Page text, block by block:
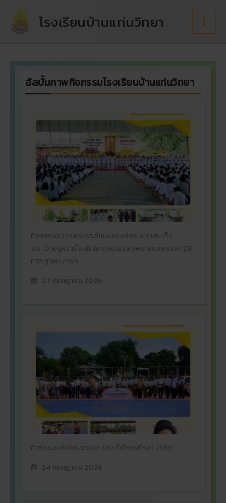
content
โรงเรียนบ้านแท่นวิทยา
อัลบั้มภาพกิจกรรมโรงเรียนบ้านแท่นวิทยา
กิจกรรมถวายพระพรชัยมงคลแด่พระบาทสมเด็จ
พระเจ้าอยู่หัว เนื่องในโอกาสวันเฉลิมพระชนมพรรษา 28
กรกฎาคม 2569
27 กรกฎาคม 2026
กิจกรรมแห่เทียนพรรษา ประจำปีการศึกษา 2569
24 กรกฎาคม 2026